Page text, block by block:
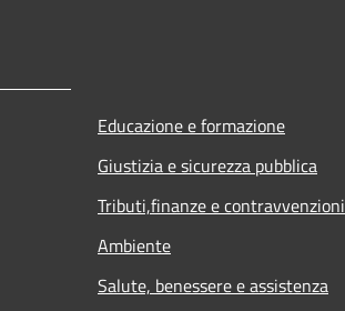
Educazione e formazione
Giustizia e sicurezza pubblica
Tributi,finanze e contravvenzioni
Ambiente
Salute, benessere e assistenza